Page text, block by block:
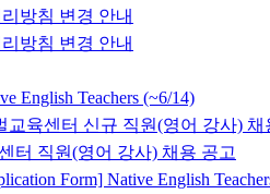
방침 변경 안내
방침 변경 안내
English Teachers (~6/14)
교육센터 신규 직원(영어 강사) 채
터 직원(영어 강사) 채용 공고
Form] Native English